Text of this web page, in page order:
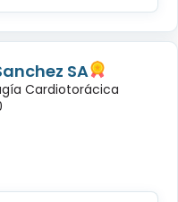
SA
Cardiotorácica